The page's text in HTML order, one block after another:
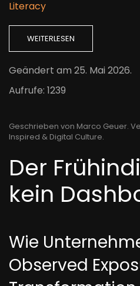
Literacy
WEITERLESEN
Geändert am 25. Mai 2026.
Aufrufe: 1239
Geschrieben von Marco Geuer.
Inspired & Digital Culture.
Der
kein
Wie
Observed